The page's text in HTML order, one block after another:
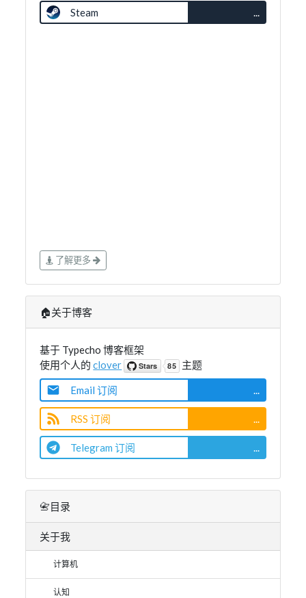
Steam ...
Telegram 订阅
📇目录
关于我
计算机
认知
数码
关于博客